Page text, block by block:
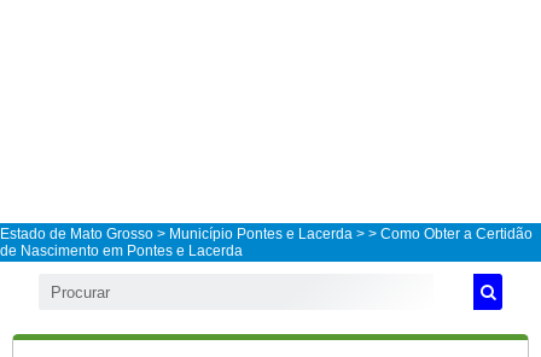
Estado de Mato Grosso > Município Pontes e Lacerda > > Como Obter a Certidão
de Nascimento em Pontes e Lacerda